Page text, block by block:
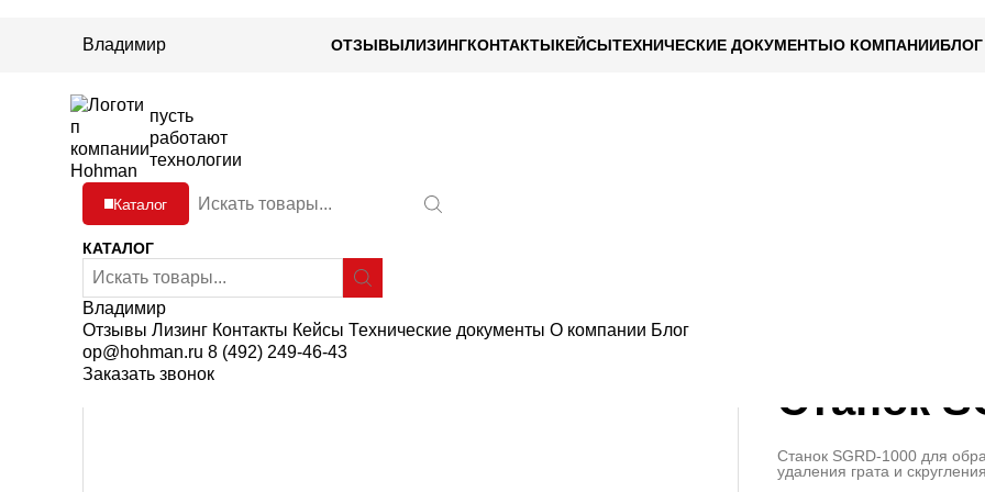
Владимир ОТЗЫВЫЛИЗИНГКОНТАКТЫКЕЙСЫТЕХНИЧЕСКИЕ ДОКУМЕНТЫО КОМПАНИИБЛОГ
пусть
работают
технологии
Каталог
В
в
д
и
е
з
а
КАТАЛОГ
е
д
и
т
Владимир
Отзывы Лизинг Контакты Кейсы Технические документы О компании Блог
op@hohman.ru 8 (492) 249-46-43
Заказать звонок
Главная Каталог Станки для удаления грата и скругления кромки Станки для снятия грата
Станок
Станок SGRD-1000 для
удаления грата и